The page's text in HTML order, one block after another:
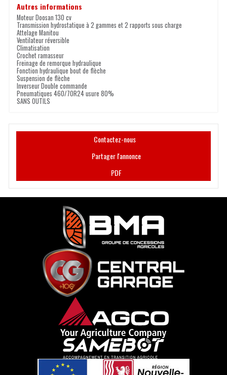
Autres informations
Moteur Doosan 130 cv
Transmission hydrostatique à 2 gammes et 2 rapports sous charge
Attelage Manitou
Ventilateur réversible
Climatisation
Crochet ramasseur
Freinage de remorque hydraulique
Fonction hydraulique bout de flèche
Suspension de flèche
Inverseur Double commande
Pneumatiques 460/70R24 usure 80%
SANS OUTILS
Contactez-nous
Partager l'annonce
PDF